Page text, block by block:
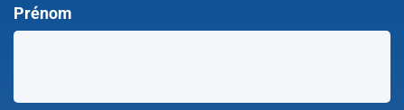
Prénom